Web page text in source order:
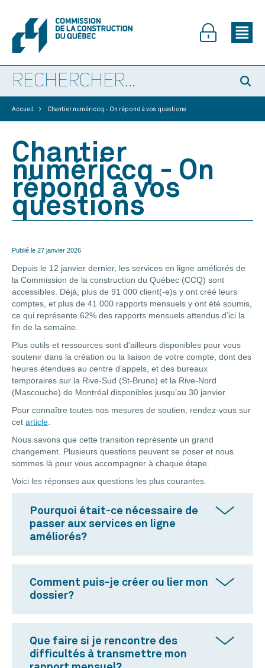
Accueil > Chantier numériccq - On répond à vos questions
Chantier
numériccq - On
répond à vos
questions
Publié le 27 janvier 2026
Depuis le 12 janvier dernier, les services en ligne améliorés de
la Commission de la construction du Québec (CCQ) sont
accessibles. Déjà, plus de 91 000 client(-e)s y ont créé leurs
comptes, et plus de 41 000 rapports mensuels y ont été soumis,
ce qui représente 62% des rapports mensuels attendus d’ici la
fin de la semaine.
Plus outils et ressources sont d'ailleurs disponibles pour vous
soutenir dans la création ou la liaison de votre compte, dont des
heures étendues au centre d’appels, et des bureaux
temporaires sur la Rive-Sud (St-Bruno) et la Rive-Nord
(Mascouche) de Montréal disponibles jusqu’au 30 janvier.
Pour connaître toutes nos mesures de soutien, rendez-vous sur
cet article
Nous savons que cette transition représente un grand
changement. Plusieurs questions peuvent se poser et nous
sommes là pour vous accompagner à chaque étape.
Voici les réponses aux questions les plus courantes.
Pourquoi était-ce nécessaire de
passer aux services en ligne
améliorés?
Comment puis-je créer ou lier mon
dossier?
Que faire si je rencontre des
difficultés à transmettre mon